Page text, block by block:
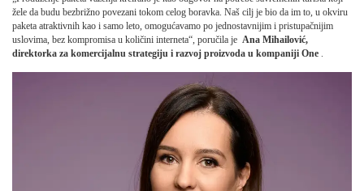
žele da budu bezbrižno povezani tokom celog boravka. Naš cilj je bio da im to, u okviru
paketa atraktivnih kao i samo leto, omogućavamo po jednostavnijim i pristupačnijim
uslovima, bez kompromisa u količini interneta“, poručila je Ana Mihailović,
direktorka za komercijalnu strategiju i razvoj proizvoda u kompaniji One .